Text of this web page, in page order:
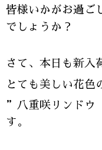
皆様いかがお過ご
でしょうか？
さて、本日も新入
とても美しい花色
”八重咲リンド
す。